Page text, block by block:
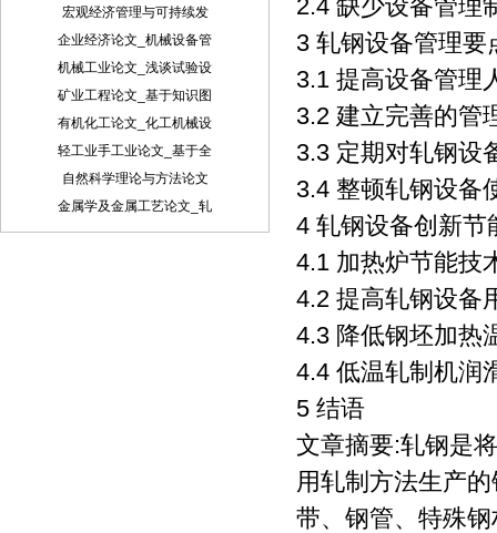
稿请注明作者署名(真实姓名、笔名)、详
等，以便联系。 6、我们保留对稿件的增
删权。 7、我们对有一稿多投、剽窃或抄
袭行为者，将保留追究由此引起的法律、
经济责任的权利。 二、投稿方式： 1、 请
稿件，请注明出处并附带原文。 3、 请按
稿件内容投递到相关编辑信箱 三、稿件著
作权： 1、 投稿人保证其向我方所投之作
宏观经济管理与可持续发
企业经济论文_机械设备管
机械工业论文_浅谈试验设
矿业工程论文_基于知识图
有机化工论文_化工机械设
轻工业手工业论文_基于全
自然科学理论与方法论文
金属学及金属工艺论文_轧
2.4 缺少设备管理
3 轧钢设备管理要
3.1 提高设备管理
3.2 建立完善的管
3.3 定期对轧钢设
3.4 整顿轧钢设备
4 轧钢设备创新节
4.1 加热炉节能技
4.2 提高轧钢设备
4.3 降低钢坯加热
4.4 低温轧制机润
5 结语
文章摘要:轧钢是
用轧制方法生产
带、钢管、特殊